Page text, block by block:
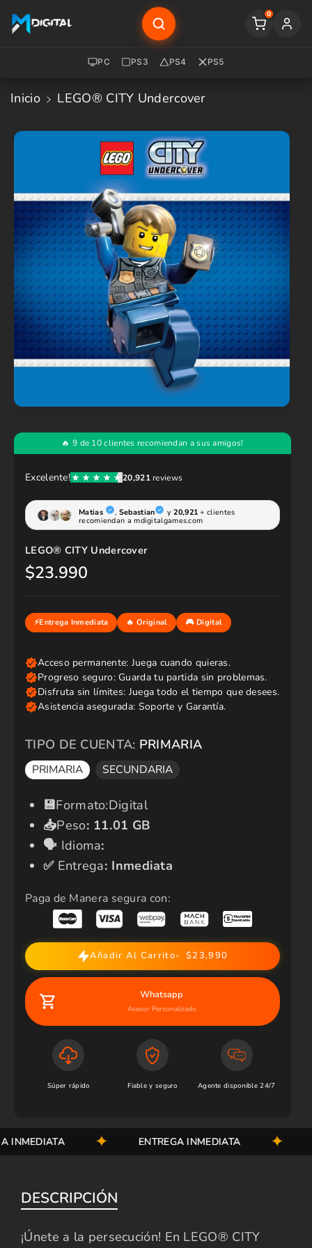
Contenido
0
PC PS3 PS4 PS5
Inicio LEGO® CITY Undercover
Saltar A
Informació
LEGO® CITY Undercover
P
r
c
i
r
e
g
u
l
r
$23.990
TIPO DE CUENTA: PRIMARIA
PRIMARIA SECUNDARIA
​💾​Formato:Digital
📥Peso: 11.01 GB
🗣️​ Idioma:
✅​ Entrega: Inmediata
Paga de Manera segura con:
Añadir Al Carrito $23,990
Whatsapp
Asesor Personalizado
Súper rápido Fiable y seguro Agente disponible 24/7
ENTREGA INMEDIATA
DESCRIPCIÓN
¡Únete a la persecución! En LEGO® CITY